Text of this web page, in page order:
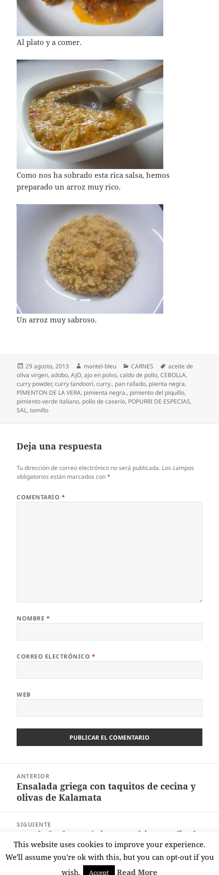
Al plato y a comer.
Como nos ha sobrado esta rica salsa, hemos
preparado un arroz muy rico.
Un arroz muy sabroso.
Publicado
el
29 agosto, 2013 Autor
mantel-bleu Categorías
CARNES Etiquetas
aceite de
oliva virgen,adobo,AJO,ajo en polvo,caldo de pollo,CEBOLLA,
curry powder,curry tandoori,curry., pan rallado, piienta negra,
PIMENTON DE LA VERA, pimienta negra., pimiento del piquillo,
pimiento verde italiano, pollo de caserío, POPURRI DE ESPECIAS,
SAL,tomillo
Deja una respuesta
Tu dirección de correo electrónico no será publicada. Los campos
obligatorios están marcados con*
COMENTARIO *
NOMBRE *
CORREO ELECTRÓNICO *
WEB
entradas
ANTERIOR
Entrada
anterior:
Ensalada griega con taquitos de cecina y
olivas de Kalamata
SIGUIENTE
Entrada
siguiente:
Ensalada de canónigos con higo confitado
y foie
Funciona gracias a WordPress
This website uses cookies to improve your experience.
We'll assume you're ok with this, but you can opt-out if you
wish.
Accept Read More